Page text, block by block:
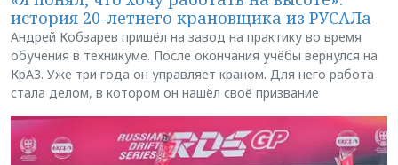
история 20-летнего крановщика из РУСАЛа
Андрей Кобзарев пришёл на завод на практику во время
обучения в техникуме. После окончания учёбы вернулся на
КрАЗ. Уже три года он управляет краном. Для него работа
стала делом, в котором он нашёл своё призвание